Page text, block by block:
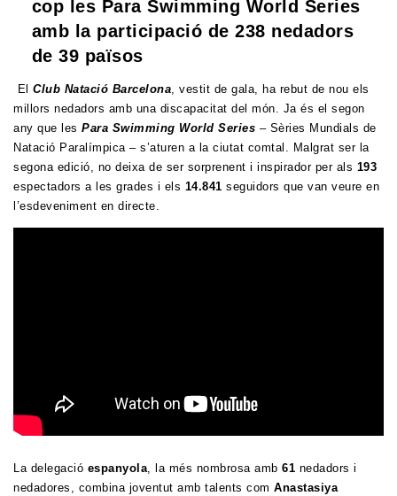
cop les Para Swimming World Series
amb la participació de 238 nedadors
de 39 països
El Club Natació Barcelona , vestit de gala, ha rebut de nou els
millors nedadors amb una discapacitat del món. Ja és el segon
any que les Para Swimming World Series – Sèries Mundials de
Natació Paralímpica – s’aturen a la ciutat comtal. Malgrat ser la
segona edició, no deixa de ser sorprenent i inspirador per als 193
espectadors a les grades i els 14.841 seguidors que van veure en
l’esdeveniment en directe.
La delegació espanyola , la més nombrosa amb 61 nedadors i
nedadores, combina joventut amb talents com Anastasiya